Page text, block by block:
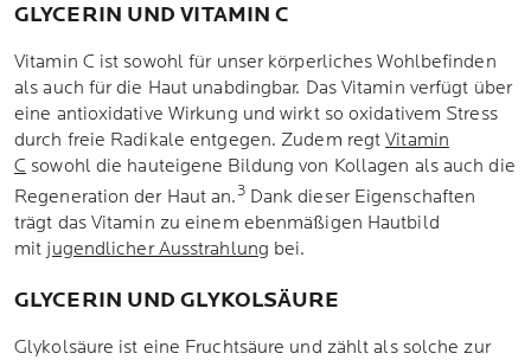
GLYCERIN UND VITAMIN C
Vitamin C ist sowohl für unser körperliches Wohlbefinden
als auch für die Haut unabdingbar. Das Vitamin verfügt über
eine antioxidative Wirkung und wirkt so oxidativem Stress
durch freie Radikale entgegen. Zudem regtVitamin
C sowohl die hauteigene Bildung von Kollagen als auch die
Regeneration der Haut an.3Dank dieser Eigenschaften
trägt das Vitamin zu einem ebenmäßigen Hautbild
mit jugendlicher Ausstrahlung bei.
GLYCERIN UND GLYKOLSÄURE
Glykolsäure ist eine Fruchtsäure und zählt als solche zur